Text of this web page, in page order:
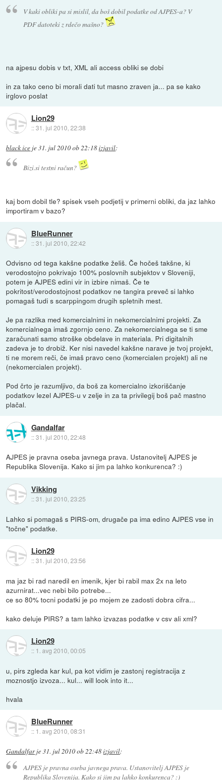
V kaki obliki pa si mislil, da boš dobil podatke od AJPES-a? V
PDF datoteki z rdečo mašno?
na ajpesu dobis v txt, XML ali access obliki se dobi
in za tako ceno bi morali dati tut masno zraven ja... pa se kako
irglovo poslat
Lion29
::31. jul 2010, 22:38
black ice je31. jul 2010 ob 22:18izjavil:
Bizi.si testni račun?
kaj bom dobil tle? spisek vseh podjetij v primerni obliki, da jaz lahko
importiram v bazo?
BlueRunner
::31. jul 2010, 22:42
Odvisno od tega kakšne podatke želiš. Če hočeš takšne, ki
verodostojno pokrivajo 100% poslovnih subjektov v Sloveniji,
potem je AJPES edini vir in izbire nimaš. Če te
pokritost/verodostojnost podatkov ne tangira preveč si lahko
pomagaš tudi s scarppingom drugih spletnih mest.
Je pa razlika med komercialnimi in nekomercialnimi projekti. Za
komercialnega imaš zgornjo ceno. Za nekomercialnega se ti sme
zaračunati samo stroške obdelave in materiala. Pri digitalnih
zadeva je to drobiž. Ker nisi navedel kakšne narave je tvoj projekt,
ti ne morem reči, če imaš pravo ceno (komercialen projekt) ali ne
(nekomercialen projekt).
Pod črto je razumljivo, da boš za komercialno izkoriščanje
podatkov lezel AJPES-u v zelje in za ta privilegij boš pač mastno
plačal.
Gandalfar
::31. jul 2010, 22:48
AJPES je pravna oseba javnega prava. Ustanovitelj AJPES je
Republika Slovenija. Kako si jim pa lahko konkurenca? :)
Vikking
::31. jul 2010, 23:25
Lahko si pomagaš s PIRS-om, drugače pa ima edino AJPES vse in
"točne" podatke.
Lion29
::31. jul 2010, 23:56
ma jaz bi rad naredil en imenik, kjer bi rabil max 2x na leto
azurnirat...vec nebi bilo potrebe...
ce so 80% tocni podatki je po mojem ze zadosti dobra cifra...
kako deluje PIRS? a tam lahko izvazas podatke v csv ali xml?
Lion29
:: 1. avg 2010, 00:05
u, pirs zgleda kar kul, pa kot vidim je zastonj registracija z
moznostjo izvoza... kul... will look into it...
hvala
BlueRunner
:: 1. avg 2010, 08:31
Gandalfarje31. jul 2010 ob 22:48izjavil:
AJPES je pravna oseba javnega prava. Ustanovitelj AJPES je
Republika Slovenija. Kako si jim pa lahko konkurenca? :)